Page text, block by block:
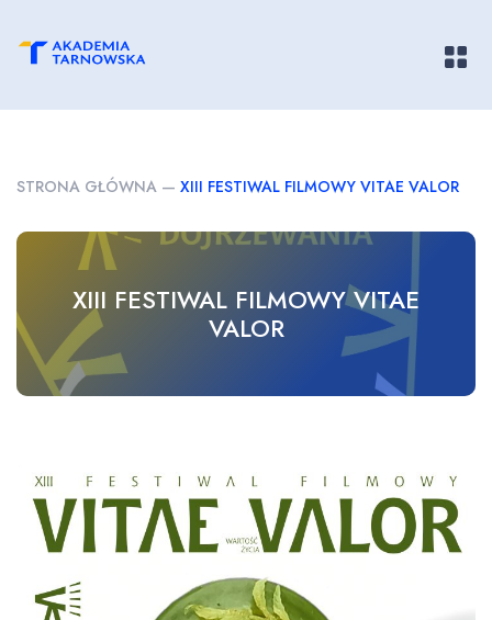
STRONA GŁÓWNA — XIII FESTIWAL FILMOWY VITAE VALOR
XIII FESTIWAL FILMOWY VITAE
VALOR